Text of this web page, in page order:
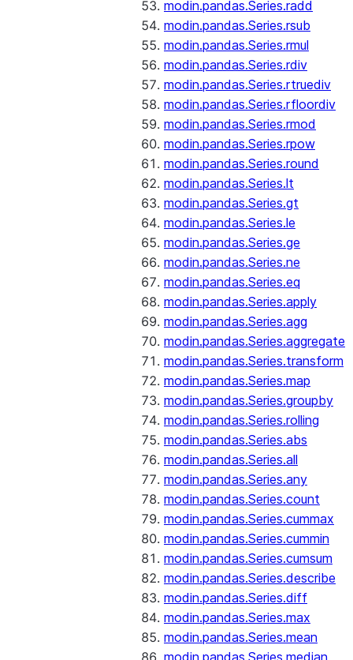
modin.pandas.Series.radd
modin.pandas.Series.rsub
modin.pandas.Series.rmul
modin.pandas.Series.rdiv
modin.pandas.Series.rtruediv
modin.pandas.Series.rfloordiv
modin.pandas.Series.rmod
modin.pandas.Series.rpow
modin.pandas.Series.round
modin.pandas.Series.lt
modin.pandas.Series.gt
modin.pandas.Series.le
modin.pandas.Series.ge
modin.pandas.Series.ne
modin.pandas.Series.eq
modin.pandas.Series.apply
modin.pandas.Series.agg
modin.pandas.Series.aggregate
modin.pandas.Series.transform
modin.pandas.Series.map
modin.pandas.Series.groupby
modin.pandas.Series.rolling
modin.pandas.Series.abs
modin.pandas.Series.all
modin.pandas.Series.any
modin.pandas.Series.count
modin.pandas.Series.cummax
modin.pandas.Series.cummin
modin.pandas.Series.cumsum
modin.pandas.Series.describe
modin.pandas.Series.diff
modin.pandas.Series.max
modin.pandas.Series.mean
modin.pandas.Series.median